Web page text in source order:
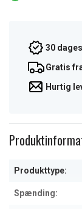
30
Gratis
Hurtig
Produkttype:
Spænding: